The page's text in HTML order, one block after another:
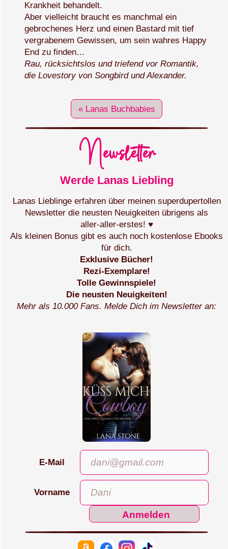
Krankheit behandelt.
Aber vielleicht braucht es manchmal ein
gebrochenes Herz und einen Bastard mit tief
vergrabenem Gewissen, um sein wahres Happy
End zu finden…
Rau, rücksichtslos und triefend vor Romantik,
die Lovestory von Songbird und Alexander.
« Lanas Buchbabies
Newsletter
Werde Lanas Liebling
Lanas Lieblinge erfahren über meinen superdupertollen
Newsletter die neusten Neuigkeiten übrigens als
aller‑aller‑erstes! ♥
Als kleinen Bonus gibt es auch noch kostenlose Ebooks
für dich.
Exklusive Bücher!
Rezi-Exemplare!
Tolle Gewinnspiele!
Die neusten Neuigkeiten!
Mehr als 10.000 Fans. Melde Dich im Newsletter an:
E-Mail
Vorname
Anmelden